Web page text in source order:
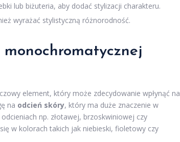
lub biżuteria, aby dodać stylizacji charakteru.
wyrażać stylistyczną różnorodność.
element, który może zdecydowanie wpłynąć na
na odcień skóry, który ma duże znaczenie w
np. złotawej, brzoskwiniowej czy
w kolorach takich jak niebieski, fioletowy czy